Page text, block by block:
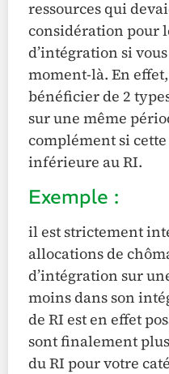
ressources qui
considération pour
d’intégration si
moment-là. En
bénéficier de 2
sur une même
complément si
inférieure au RI.
Exemple :
il est strictement
allocations de
d’intégration sur
moins dans son
de RI est en effet
sont finalement
du RI pour votre